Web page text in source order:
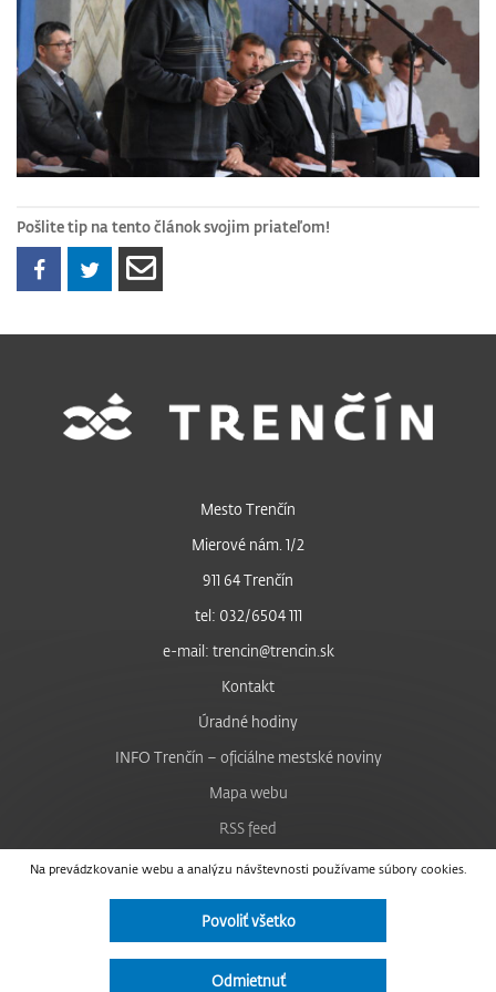
Pošlite tip na tento článok svojim priateľom!
Na prevádzkovanie webu a analýzu návštevnosti používame súbory cookies.
Povoliť všetko
Odmietnuť
Mesto Trenčín
Mierové nám. 1/2
911 64 Trenčín
tel: 032/6504 111
e-mail: trencin@trencin.sk
Kontakt
Úradné hodiny
INFO Trenčín – oficiálne mestské noviny
Mapa webu
RSS feed
Nastavenie cookies
Facebook
Instagram